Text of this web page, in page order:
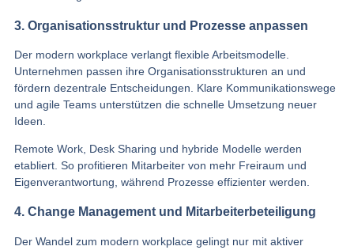
3. Organisationsstruktur und Prozesse anpassen
Der modern workplace verlangt flexible Arbeitsmodelle.
Unternehmen passen ihre Organisationsstrukturen an und
fördern dezentrale Entscheidungen. Klare Kommunikationswege
und agile Teams unterstützen die schnelle Umsetzung neuer
Ideen.
Remote Work, Desk Sharing und hybride Modelle werden
etabliert. So profitieren Mitarbeiter von mehr Freiraum und
Eigenverantwortung, während Prozesse effizienter werden.
4. Change Management und Mitarbeiterbeteiligung
Der Wandel zum modern workplace gelingt nur mit aktiver